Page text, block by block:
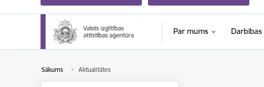
Par mums Darbības
Sākums Aktualitātes